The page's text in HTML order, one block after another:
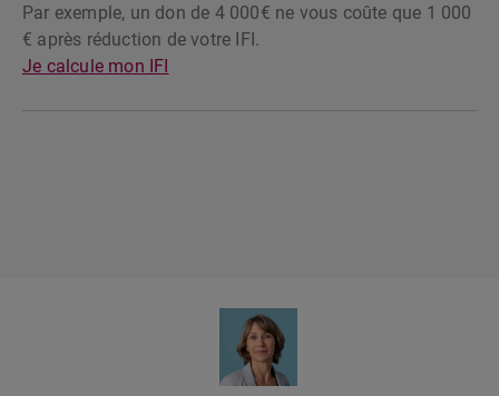
Par exemple, un don de 4 000€ ne vous coûte que 1 000
€ après réduction de votre IFI.
Je calcule mon IFI